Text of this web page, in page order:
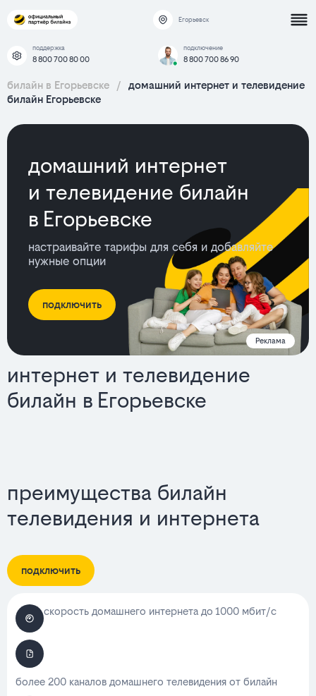
Егорьевск
поддержка
8 800 700 80 00
подключение
8 800 700 86 90
билайн в Егорьевске /
домашний интернет и телевидение
билайн Егорьевске
домашний интернет
и телевидение билайн
в Егорьевске
настраивайте тарифы для себя и добавляйте
нужные опции
подключить
Реклама
интернет и телевидение
билайн в Егорьевске
преимущества билайн
телевидения и интернета
подключить
скорость домашнего интернета до 1000 мбит/с
более 200 каналов домашнего телевидения от билайн